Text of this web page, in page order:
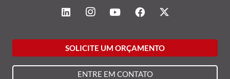
SOLICITE UM ORÇAMENTO
ENTRE EM CONTATO